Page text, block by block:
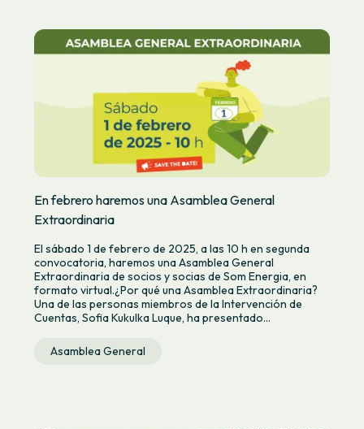
En febrero haremos una Asamblea General
Extraordinaria
El sábado 1 de febrero de 2025, a las 10 h en segunda
convocatoria, haremos una Asamblea General
Extraordinaria de socios y socias de Som Energia, en
formato virtual.¿Por qué una Asamblea Extraordinaria?
Una de las personas miembros de la Intervención de
Cuentas, Sofia Kukulka Luque, ha presentado...
Asamblea General